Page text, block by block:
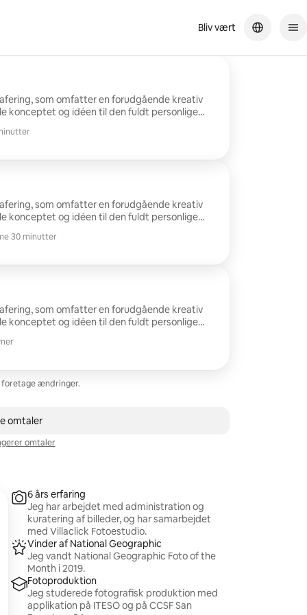
Bliv vært
som omfatter en forudgående kreativ
konceptet og idéen til den fuldt personlige
1-2
som omfatter en forudgående kreativ
konceptet og idéen til den fuldt personlige
til 3 30 minutter
som omfatter en forudgående kreativ
konceptet og idéen til den fuldt personlige
ideelle placering vælges, enten i et fotostudie
til 4
brug. Sessionens varighed: 2 timer.
foretage ændringer.
omtaler
omtaler
6 års erfaring
Jeg har arbejdet med administration og
kuratering af billeder, og har samarbejdet
med Villaclick Fotoestudio.
Vinder af National Geographic
Jeg vandt National Geographic Foto of the
Month i 2019.
Fotoproduktion
Jeg studerede fotografisk produktion med
applikation på ITESO og på CCSF San